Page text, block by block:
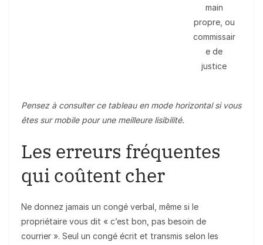
main
propre, ou
commissair
e de
justice
Pensez à consulter ce tableau en mode horizontal si vous
êtes sur mobile pour une meilleure lisibilité.
Les erreurs fréquentes
qui coûtent cher
Ne donnez jamais un congé verbal, même si le
propriétaire vous dit « c’est bon, pas besoin de
courrier ». Seul un congé écrit et transmis selon les